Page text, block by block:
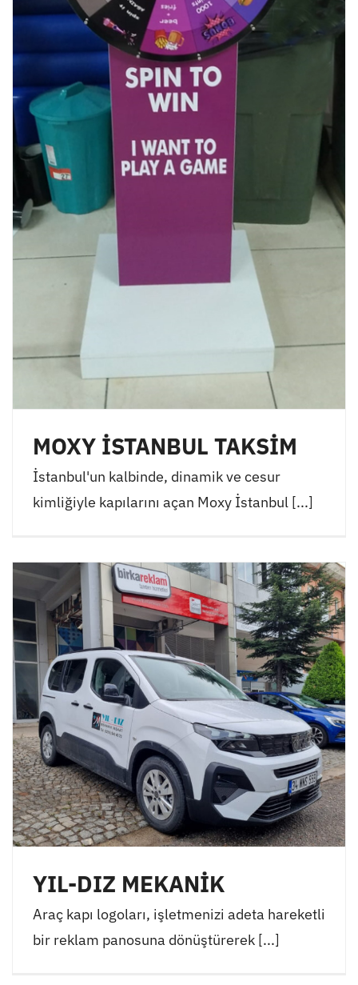
MOXY İSTANBUL TAKSİM
İstanbul'un kalbinde, dinamik ve cesur
kimliğiyle kapılarını açan Moxy İstanbul [...]
YIL-DIZ MEKANİK
Araç kapı logoları, işletmenizi adeta hareketli
bir reklam panosuna dönüştürerek [...]